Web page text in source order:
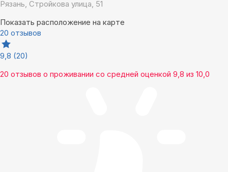
Рязань, Стройкова улица, 51
Показать расположение на карте
20 отзывов
9,8 (20)
20 отзывов о проживании со средней оценкой 9,8 из 10,0